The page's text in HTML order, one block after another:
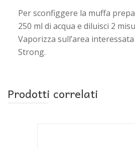
Per sconfiggere la muffa
250 ml di acqua e diluisci 2
Vaporizza sull’area
Strong.
Prodotti correlati